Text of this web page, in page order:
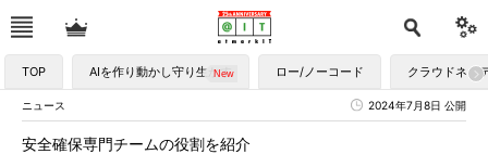
TOP AIを作り動かし守り生かす ロー/ノーコード クラウドネイ
ニュース 2024年7月8日 公開
安全確保専門チームの役割を紹介